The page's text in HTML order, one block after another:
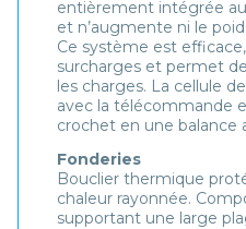
entièrement intégrée
et n’augmente ni le
Ce système est
surcharges et permet
les charges. La cellule
avec la télécommande
crochet en une balance
Fonderies
Bouclier thermique
chaleur rayonnée.
supportant une large